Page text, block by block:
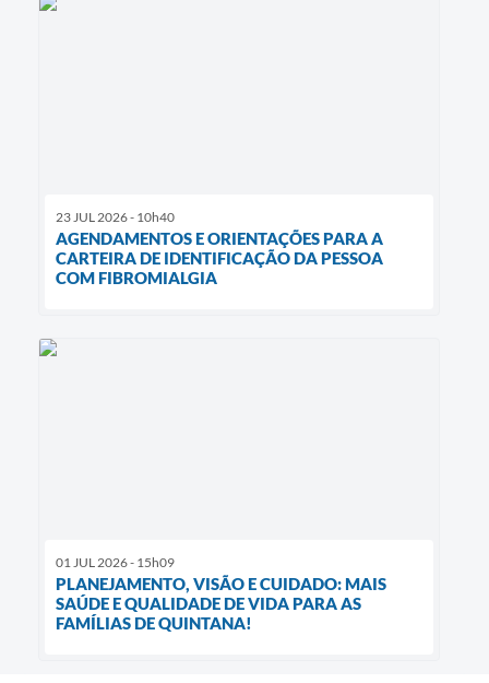
23 JUL 2026 - 10h40
AGENDAMENTOS E ORIENTAÇÕES PARA A
CARTEIRA DE IDENTIFICAÇÃO DA PESSOA
COM FIBROMIALGIA
01 JUL 2026 - 15h09
PLANEJAMENTO, VISÃO E CUIDADO: MAIS
SAÚDE E QUALIDADE DE VIDA PARA AS
FAMÍLIAS DE QUINTANA!